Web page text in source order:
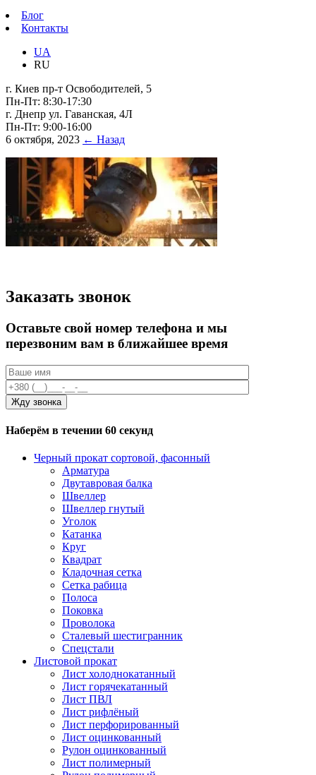
Блог
Контакты
UA
RU
г. Киев пр-т Освободителей, 5
Пн-Пт: 8:30-17:30
г. Днепр ул. Гаванская, 4Л
Пн-Пт: 9:00-16:00
6 октября, 2023 ← Назад
Заказать звонок
Оставьте свой номер телефона и мы
перезвоним вам в ближайшее время
Наберём в течении 60 секунд
Черный прокат сортовой, фасонный
Арматура
Двутавровая балка
Швеллер
Швеллер гнутый
Уголок
Катанка
Круг
Квадрат
Кладочная сетка
Сетка рабица
Полоса
Поковка
Проволока
Сталевый шестигранник
Спецстали
Листовой прокат
Лист холоднокатанный
Лист горячекатанный
Лист ПВЛ
Лист рифлёный
Лист перфорированный
Лист оцинкованный
Рулон оцинкованный
Лист полимерный